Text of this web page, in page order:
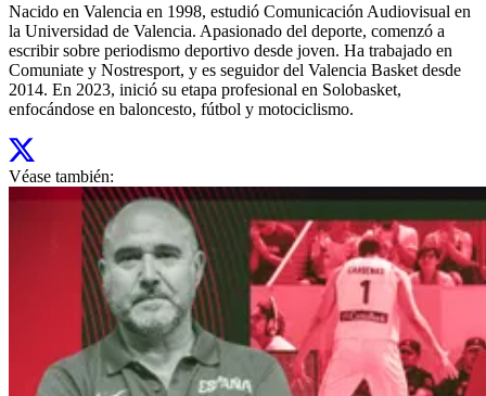
Nacido en Valencia en 1998, estudió Comunicación Audiovisual en
la Universidad de Valencia. Apasionado del deporte, comenzó a
escribir sobre periodismo deportivo desde joven. Ha trabajado en
Comuniate y Nostresport, y es seguidor del Valencia Basket desde
2014. En 2023, inició su etapa profesional en Solobasket,
enfocándose en baloncesto, fútbol y motociclismo.
Véase también: